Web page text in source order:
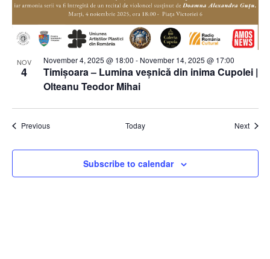
NOV
4
Timișoara – Lumina veșnică din inima Cupolei |
Olteanu Teodor Mihai
November 4, 2025 @ 18:00 - November 14, 2025 @ 17:00
PreviousEvents Today Next
Subscribe to calendar